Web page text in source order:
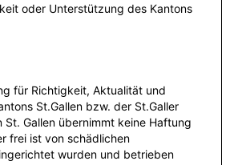
oder Unterstützung des Kantons
für Richtigkeit, Aktualität und
St.Gallen bzw. der St.Galler
Gallen übernimmt keine Haftung
frei ist von schädlichen
wurden und betrieben